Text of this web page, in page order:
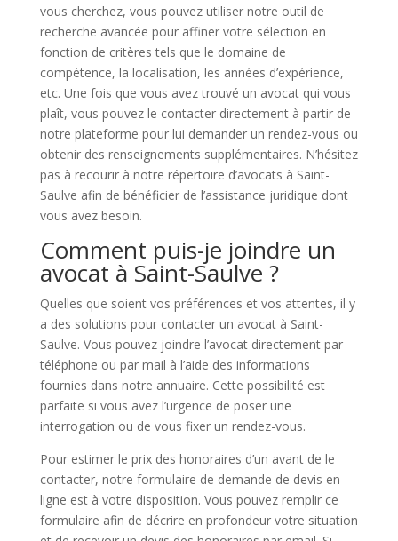
vous cherchez, vous pouvez utiliser notre outil de
recherche avancée pour affiner votre sélection en
fonction de critères tels que le domaine de
compétence, la localisation, les années d’expérience,
etc. Une fois que vous avez trouvé un avocat qui vous
plaît, vous pouvez le contacter directement à partir de
notre plateforme pour lui demander un rendez-vous ou
obtenir des renseignements supplémentaires. N’hésitez
pas à recourir à notre répertoire d’avocats à Saint-
Saulve afin de bénéficier de l’assistance juridique dont
vous avez besoin.
Comment puis-je joindre un
avocat à Saint-Saulve ?
Quelles que soient vos préférences et vos attentes, il y
a des solutions pour contacter un avocat à Saint-
Saulve. Vous pouvez joindre l’avocat directement par
téléphone ou par mail à l’aide des informations
fournies dans notre annuaire. Cette possibilité est
parfaite si vous avez l’urgence de poser une
interrogation ou de vous fixer un rendez-vous.
Pour estimer le prix des honoraires d’un avant de le
contacter, notre formulaire de demande de devis en
ligne est à votre disposition. Vous pouvez remplir ce
formulaire afin de décrire en profondeur votre situation